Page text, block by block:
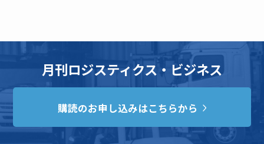
月刊ロジスティクス・ビジネス
購読のお申し込みはこちらから